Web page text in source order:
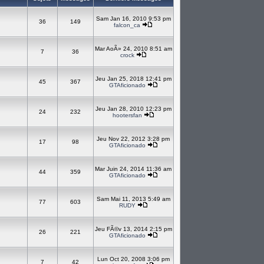
36 149
Sam Jan 16, 2010 9:53 pm
falcon_ca
7 36
Mar AoÃ» 24, 2010 8:51 am
crock
45 367
Jeu Jan 25, 2018 12:41 pm
GTAficionado
24 232
Jeu Jan 28, 2010 12:23 pm
hootersfan
17 98
Jeu Nov 22, 2012 3:28 pm
GTAficionado
44 359
Mar Juin 24, 2014 11:36 am
GTAficionado
77 603
Sam Mai 11, 2013 5:49 am
RUDY
26 221
Jeu FÃ©v 13, 2014 2:15 pm
GTAficionado
7 42
Lun Oct 20, 2008 3:06 pm